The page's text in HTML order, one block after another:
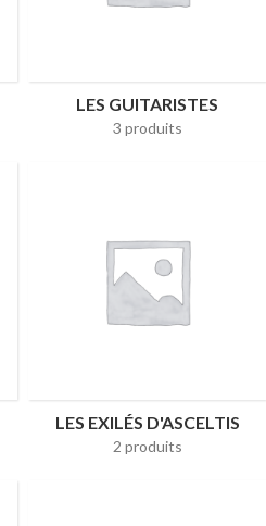
LES GUITARISTES
3 produits
LES EXILÉS D'ASCELTIS
2 produits